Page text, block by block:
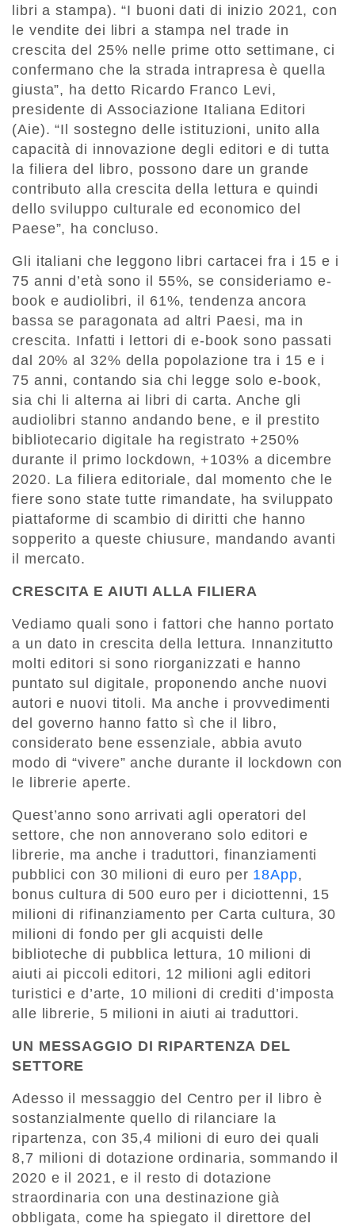
libri a stampa). “I buoni dati di inizio 2021, con
le vendite dei libri a stampa nel trade in
crescita del 25% nelle prime otto settimane, ci
confermano che la strada intrapresa è quella
giusta”, ha detto Ricardo Franco Levi,
presidente di Associazione Italiana Editori
(Aie). “Il sostegno delle istituzioni, unito alla
capacità di innovazione degli editori e di tutta
la filiera del libro, possono dare un grande
contributo alla crescita della lettura e quindi
dello sviluppo culturale ed economico del
Paese”, ha concluso.
Gli italiani che leggono libri cartacei fra i 15 e i
75 anni d’età sono il 55%, se consideriamo e-
book e audiolibri, il 61%, tendenza ancora
bassa se paragonata ad altri Paesi, ma in
crescita. Infatti i lettori di e-book sono passati
dal 20% al 32% della popolazione tra i 15 e i
75 anni, contando sia chi legge solo e-book,
sia chi li alterna ai libri di carta. Anche gli
audiolibri stanno andando bene, e il prestito
bibliotecario digitale ha registrato +250%
durante il primo lockdown, +103% a dicembre
2020. La filiera editoriale, dal momento che le
fiere sono state tutte rimandate, ha sviluppato
piattaforme di scambio di diritti che hanno
sopperito a queste chiusure, mandando avanti
il mercato.
CRESCITA E AIUTI ALLA FILIERA
Vediamo quali sono i fattori che hanno portato
a un dato in crescita della lettura. Innanzitutto
molti editori si sono riorganizzati e hanno
puntato sul digitale, proponendo anche nuovi
autori e nuovi titoli. Ma anche i provvedimenti
del governo hanno fatto sì che il libro,
considerato bene essenziale, abbia avuto
modo di “vivere” anche durante il lockdown con
le librerie aperte.
Quest’anno sono arrivati agli operatori del
settore, che non annoverano solo editori e
librerie, ma anche i traduttori, finanziamenti
pubblici con 30 milioni di euro per 18App,
bonus cultura di 500 euro per i diciottenni, 15
milioni di rifinanziamento per Carta cultura, 30
milioni di fondo per gli acquisti delle
biblioteche di pubblica lettura, 10 milioni di
aiuti ai piccoli editori, 12 milioni agli editori
turistici e d’arte, 10 milioni di crediti d’imposta
alle librerie, 5 milioni in aiuti ai traduttori.
UN MESSAGGIO DI RIPARTENZA DEL
SETTORE
Adesso il messaggio del Centro per il libro è
sostanzialmente quello di rilanciare la
ripartenza, con 35,4 milioni di euro dei quali
8,7 milioni di dotazione ordinaria, sommando il
2020 e il 2021, e il resto di dotazione
straordinaria con una destinazione già
obbligata, come ha spiegato il direttore del